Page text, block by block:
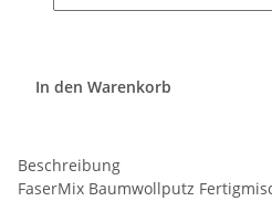
In den Warenkorb
Beschreibung
FaserMix Baumwollputz